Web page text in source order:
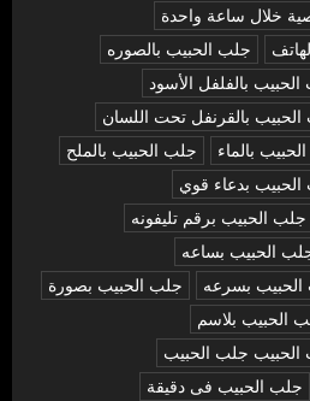
خلال ساعة واحدة
جلب الحبيب بالصوره
بالفلفل الأسود
بالقرنفل تحت اللسان
بالماء
جلب الحبيب بالملح
بدعاء قوي
جلب الحبيب برقم تليفونه
الحبيب بساعه
بسرعه
جلب الحبيب بصورة
الحبيب بلاسم
جلب الحبيب
جلب الحبيب فى دقيقة